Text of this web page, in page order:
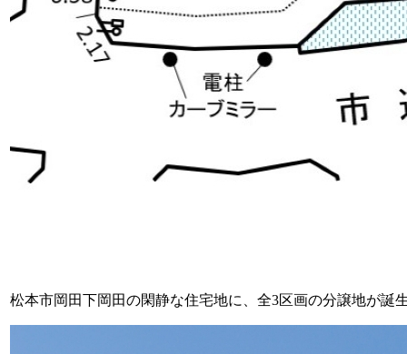
松本市岡田下岡田の閑静な住宅地に、全3区画の分譲地が誕